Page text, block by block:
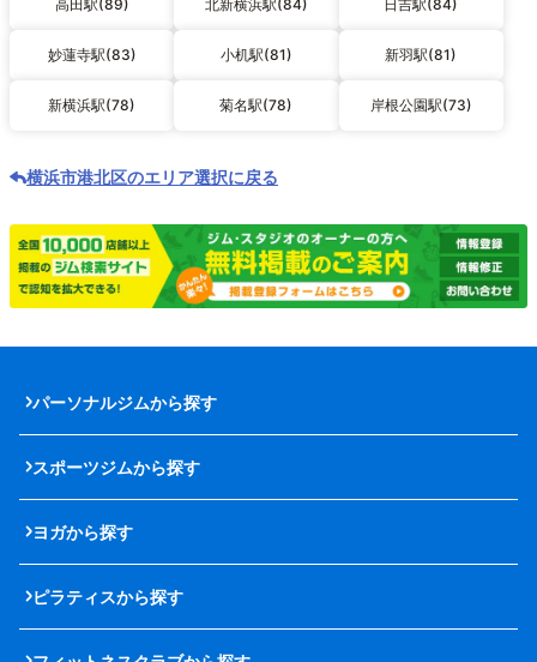
高田駅(89) 北新横浜駅(84) 日吉駅(84)
妙蓮寺駅(83) 小机駅(81) 新羽駅(81)
新横浜駅(78) 菊名駅(78) 岸根公園駅(73)
横浜市港北区のエリア選択に戻る
パーソナルジムから探す
スポーツジムから探す
ヨガから探す
ピラティスから探す